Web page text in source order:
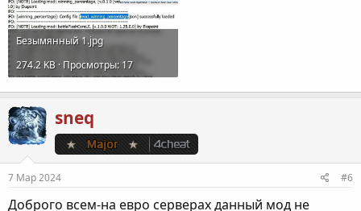
Безымянный 1.jpg
274.2 KB · Просмотры: 17
sneq
7 Мар 2024 #6
Доброго всем-на евро серверах данный мод не